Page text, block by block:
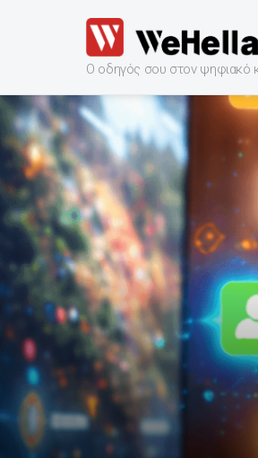
Ο οδηγός σου στον ψηφιακό
ΝΕΑ
ΑΡΘΡΑ